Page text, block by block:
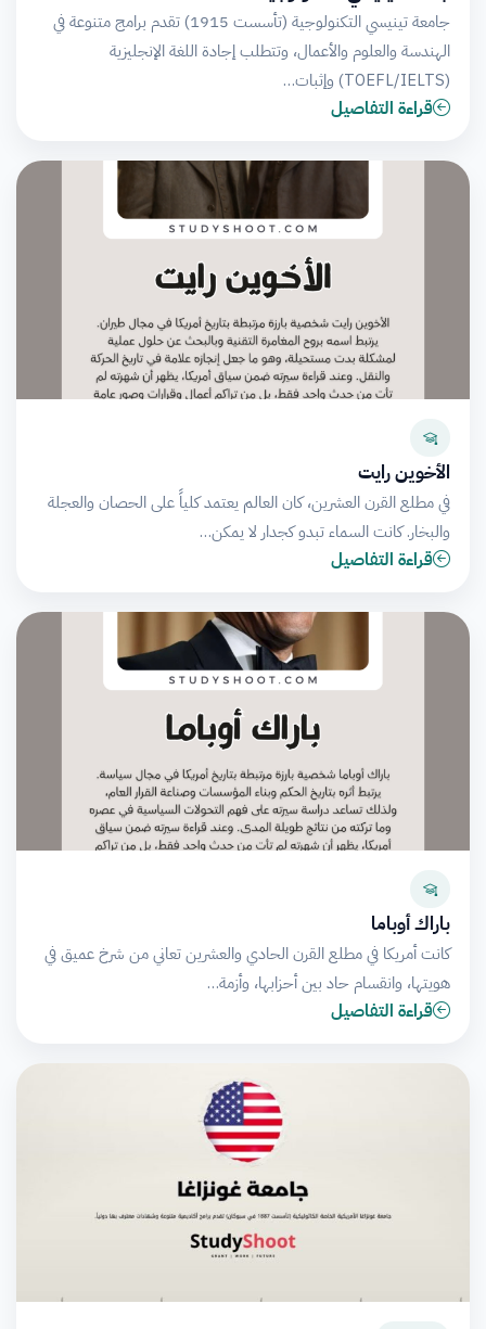
جامعة تينيسي التكنولوجية (تأسست 1915) تقدم برامج متنوعة في
الهندسة والعلوم والأعمال، وتتطلب إجادة اللغة الإنجليزية
(TOEFL/IELTS) وإثبات…
قراءة التفاصيل
الأخوين رايت
في مطلع القرن العشرين، كان العالم يعتمد كلياً على الحصان والعجلة
والبخار. كانت السماء تبدو كجدار لا يمكن…
قراءة التفاصيل
باراك أوباما
كانت أمريكا في مطلع القرن الحادي والعشرين تعاني من شرخ عميق في
هويتها، وانقسام حاد بين أحزابها، وأزمة…
قراءة التفاصيل